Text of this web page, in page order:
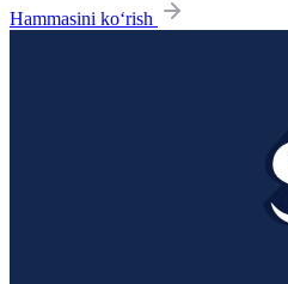
Hammasini ko‘rish